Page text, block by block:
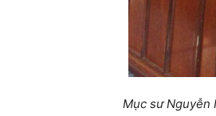
Mục sư Nguyễn